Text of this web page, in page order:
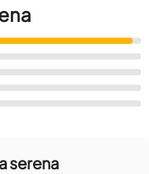
serena